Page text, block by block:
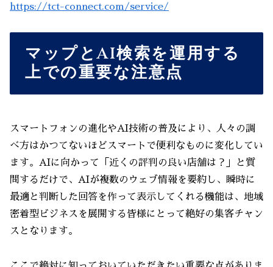
https://tct-connect.com/service/
マップとAI検索を運用する
上での重要な注意点
スマートフォンの進化やAI技術の普及により、人々の調
べ方はかつてないほどスマートで便利なものに変化してい
ます。AIに向かって「近くの評判の良い店舗は？」と質
問するだけで、AIが複数のウェブ情報を要約し、瞬時に
最適と判断した回答を作って表示してくれる機能は、地域
密着型ビジネスを展開する皆様にとって絶好の集客チャン
スとなります。